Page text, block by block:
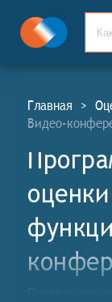
Главная >
Видео-